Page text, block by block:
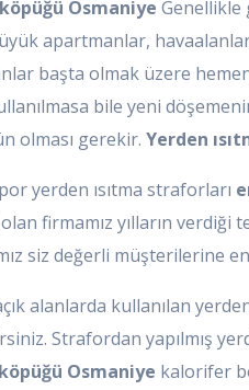
Osmaniye Genellikle
apartmanlar,
başta olmak üzere
bile yeni
olması gerekir. Yerden
yerden ısıtma straforları
firmamız yılların
siz değerli müşterilerine
alanlarda kullanılan
Strafordan yapılmış
Osmaniye kalorifer